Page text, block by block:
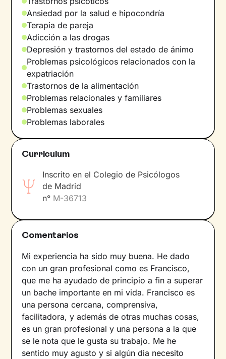
consulta, fomento y promuevo la búsqueda de
las evidencias científicas participando en
proyectos de investigación relacionados con la
psicología general sanitaria, la psicoterapia
infantil y adolescente y los trastornos afectivos.
Sobre mí
Para mí, la persona es el centro de la terapia, y
sus objetivos la dirección a la que ir.
Idiomas
Ansiedad por la salud e hipocondría
Terapia de pareja
Adicción a las drogas
Depresión y trastornos del estado de ánimo
Problemas psicológicos relacionados con la
expatriación
Trastornos de la alimentación
Problemas relacionales y familiares
Problemas sexuales
Problemas laborales
Curriculum
Inscrito en el Colegio de Psicólogos
de Madrid
n° M-36713
Comentarios
Mi experiencia ha sido muy buena. He dado
con un gran profesional como es Francisco,
que me ha ayudado de principio a fin a superar
un bache importante en mi vida. Francisco es
una persona cercana, comprensiva,
facilitadora, y además de otras muchas cosas,
es un gran profesional y una persona a la que
se le nota que le gusta su trabajo. Me he
sentido muy agusto y si algún dia necesito